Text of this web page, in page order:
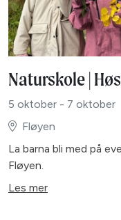
Naturskole |
5 oktober - 7 oktober
Fløyen
La barna bli med på
Fløyen.
Les mer